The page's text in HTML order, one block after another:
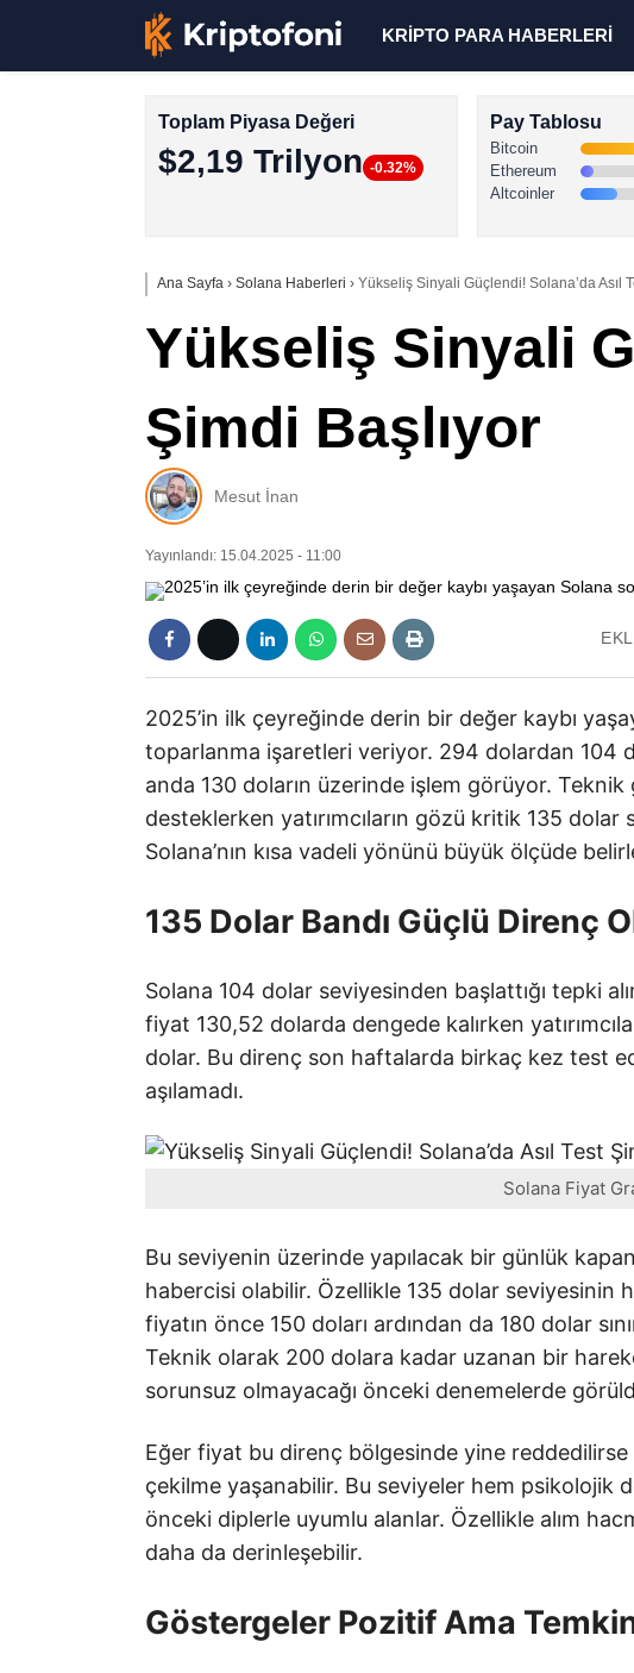
KRİPTO PARA HABERLERİ
Toplam Piyasa Değeri
$2,19 Trilyon -0.32%
Pay Tablosu
Bitcoin
Ethereum
Altcoinler
Ana Sayfa › Solana Haberleri › Yükseliş Sinyali Güçlendi! Solana’da Asıl
Yükseliş Sinyali
Şimdi Başlıyor
Mesut İnan
Yayınlandı: 15.04.2025 - 11:00
2025’in ilk çeyreğinde derin bir değer kaybı
toparlanma işaretleri veriyor. 294 dolardan 104
anda 130 doların üzerinde işlem görüyor.
desteklerken yatırımcıların gözü kritik 135 dolar
Solana’nın kısa vadeli yönünü büyük ölçüde
135 Dolar Bandı Güçlü Direnç
Solana 104 dolar seviyesinden başlattığı tepki
fiyat 130,52 dolarda dengede kalırken
dolar. Bu direnç son haftalarda birkaç kez test
aşılamadı.
Solana Fiyat
Bu seviyenin üzerinde yapılacak bir günlük
habercisi olabilir. Özellikle 135 dolar seviyesinin
fiyatın önce 150 doları ardından da 180 dolar
Teknik olarak 200 dolara kadar uzanan bir
sorunsuz olmayacağı önceki denemelerde
Eğer fiyat bu direnç bölgesinde yine reddedilirse
çekilme yaşanabilir. Bu seviyeler hem psikolojik
önceki diplerle uyumlu alanlar. Özellikle alım
daha da derinleşebilir.
Göstergeler Pozitif Ama